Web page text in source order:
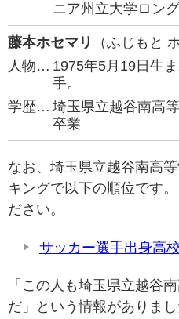
ニア州立大学ロン
藤本ホセマリ
（ふじもと
人物… 1975年5月19日生
手。
学歴… 埼玉県立越谷南高
卒業
なお、埼玉県立越谷南高
キングで以下の順位です
ださい。
サッカー選手出身高
「この人も埼玉県立越谷
だ」という情報がありま